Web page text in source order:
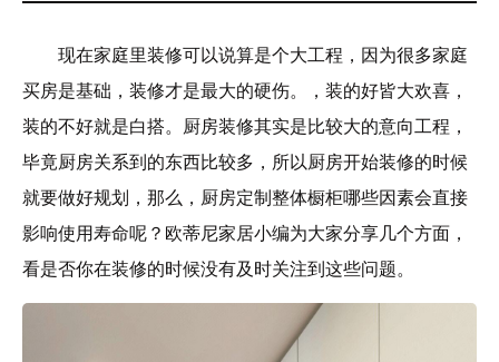
现在家庭里装修可以说算是个大工程，因为很多家庭
买房是基础，装修才是最大的硬伤。，装的好皆大欢喜，
装的不好就是白搭。厨房装修其实是比较大的意向工程，
毕竟厨房关系到的东西比较多，所以厨房开始装修的时候
就要做好规划，那么，厨房定制整体橱柜哪些因素会直接
影响使用寿命呢？欧蒂尼家居小编为大家分享几个方面，
看是否你在装修的时候没有及时关注到这些问题。